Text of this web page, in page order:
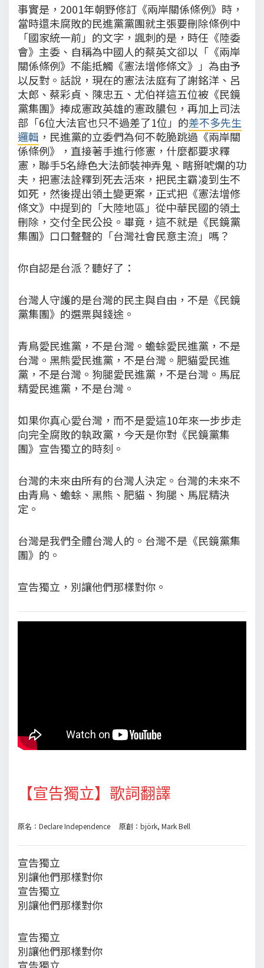
事實是，2001年朝野修訂《兩岸關係條例》時，
當時還未腐敗的民進黨黨團就主張要刪除條例中
「國家統一前」的文字，諷刺的是，時任《陸委
會》主委、自稱為中國人的蔡英文卻以「《兩岸
關係條例》不能抵觸《憲法增修條文》」為由予
以反對。話說，現在的憲法法庭有了謝銘洋、呂
太郎、蔡彩貞、陳忠五、尤伯祥這五位被《民鏡
黨集團》捧成憲政英雄的憲政膿包，再加上司法
部「6位大法官也只不過差了1位」的差不多先生
邏輯 ，民進黨的立委們為何不乾脆跳過《兩岸關
係條例》，直接著手進行修憲，什麼都要求釋
憲，聯手5名綠色大法師裝神弄鬼、瞎掰唬爛的功
夫，把憲法詮釋到死去活來，把民主霸凌到生不
如死，然後提出領土變更案，正式把《憲法增修
條文》中提到的「大陸地區」從中華民國的領土
刪除，交付全民公投。畢竟，這不就是《民鏡黨
集團》口口聲聲的「台灣社會民意主流」嗎？
你自認是台派？聽好了：
台灣人守護的是台灣的民主與自由，不是《民鏡
黨集團》的選票與錢途。
青鳥愛民進黨，不是台灣。蟾蜍愛民進黨，不是
台灣。黑熊愛民進黨，不是台灣。肥貓愛民進
黨，不是台灣。狗腿愛民進黨，不是台灣。馬屁
精愛民進黨，不是台灣。
如果你真心愛台灣，而不是愛這10年來一步步走
向完全腐敗的執政黨，今天是你對《民鏡黨集
團》宣告獨立的時刻。
台灣的未來由所有的台灣人決定。台灣的未來不
由青鳥、蟾蜍、黑熊、肥貓、狗腿、馬屁精決
定。
台灣是我們全體台灣人的。台灣不是《民鏡黨集
團》的。
宣告獨立，別讓他們那樣對你。
【宣告獨立】歌詞翻譯
原名：Declare Independence 原創：björk, Mark Bell
宣告獨立
別讓他們那樣對你
宣告獨立
別讓他們那樣對你
宣告獨立
別讓他們那樣對你